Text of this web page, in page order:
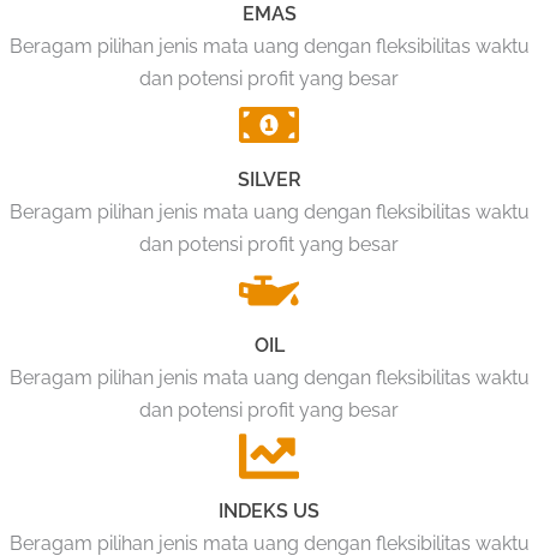
EMAS
Beragam pilihan jenis mata uang dengan fleksibilitas waktu
dan potensi profit yang besar
SILVER
Beragam pilihan jenis mata uang dengan fleksibilitas waktu
dan potensi profit yang besar
OIL
Beragam pilihan jenis mata uang dengan fleksibilitas waktu
dan potensi profit yang besar
INDEKS US
Beragam pilihan jenis mata uang dengan fleksibilitas waktu